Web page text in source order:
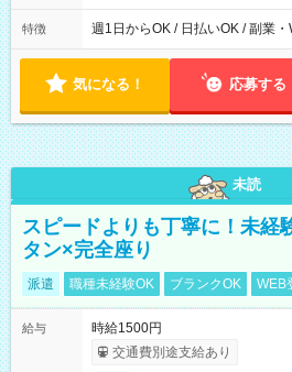
実働時間：1-5時間 └上記の時間
能！ └平日・土曜日の中で、お好
18:00 などのように、自由な
特徴 週1日からOK / 日払いOK / 副業
気になる！ 応募する
未読
スピードよりも丁寧に！未経
タン×完全座り
派遣 職種未経験OK ブランクOK WEB
給与
時給1500円
交通費別途支給あり